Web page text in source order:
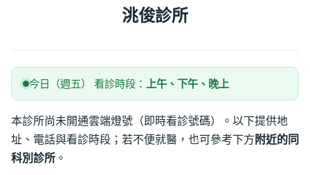
洮俊診所
今日（週五） 看診時段： 上午、下午、晚上
本診所尚未開通雲端燈號（即時看診號碼）。以下提供地
址、電話與看診時段；若不便就醫，也可參考下方 附近的同
科別診所 。